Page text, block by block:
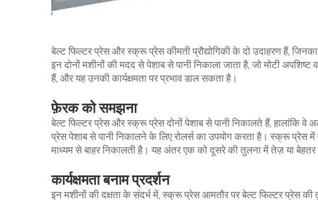
बेल्ट फिल्टर प्रेस और स्क्रू प्रेस कीमती प्रौद्योगिकी के दो उदाहरण हैं,
इन दोनों मशीनों की मदद से पेशाब से पानी निकाला जाता है, जो मोटी
हैं, और यह उनकी कार्यक्षमता पर प्रभाव डाल सकता है।
फ़ेरक को समझना
बेल्ट फिल्टर प्रेस और स्क्रू प्रेस दोनों पेशाब से पानी निकालते हैं, हालांकि
प्रेस पेशाब से पानी निकालने के लिए रोलर्स का उपयोग करता है। स्क्रू प्रेस
माध्यम से बाहर निकालती है। यह अंतर एक को दूसरे की तुलना में तेज़ या
कार्यक्षमता बनाम प्रदर्शन
इन मशीनों की दक्षता के संदर्भ में, स्क्रू प्रेस आमतौर पर बेल्ट फिल्टर प्रेस